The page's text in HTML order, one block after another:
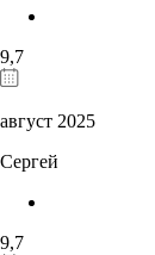
9,7
август 2025
Сергей
9,7